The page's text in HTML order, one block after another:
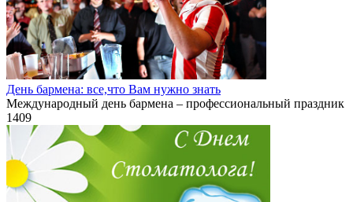
День бармена: все,что Вам нужно знать
Международный день бармена – профессиональный праздник
1409